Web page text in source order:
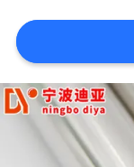
समाचार
मामलों
एक